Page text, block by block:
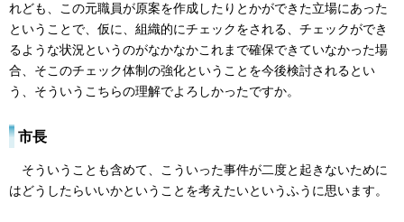
れども、この元職員が原案を作成したりとかができた立場にあった
ということで、仮に、組織的にチェックをされる、チェックができ
るような状況というのがなかなかこれまで確保できていなかった場
合、そこのチェック体制の強化ということを今後検討されるとい
う、そういうこちらの理解でよろしかったですか。
市長
そういうことも含めて、こういった事件が二度と起きないために
はどうしたらいいかということを考えたいというふうに思います。